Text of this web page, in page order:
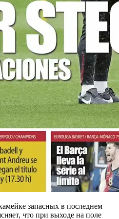
запасных в последнем
что при выходе на поле